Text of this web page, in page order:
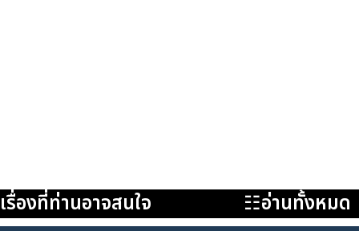
เรื่องที่ท่านอาจสนใจ ☷อ่านทั้งหมด